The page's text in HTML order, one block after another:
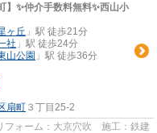
】✨️仲介手数料無料✨️西山小
ヶ丘 」駅 徒歩21分
社 」駅 徒歩24分
山公園 」駅 徒歩36分
扇町 ３丁目25-2
フォーム：大京穴吹 施工：鉄建